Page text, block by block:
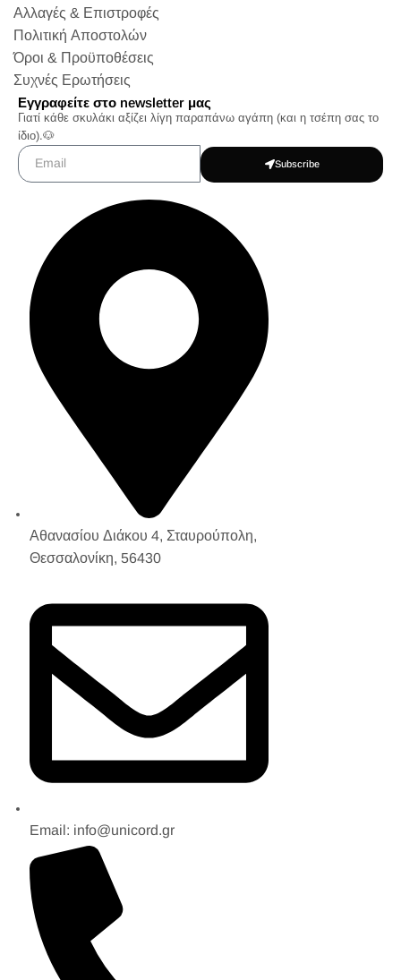
Αλλαγές & Επιστροφές
Πολιτική Αποστολών
Όροι & Προϋποθέσεις
Συχνές Ερωτήσεις
Εγγραφείτε στο newsletter μας
Γιατί κάθε σκυλάκι αξίζει λίγη παραπάνω αγάπη (και η τσέπη σας το
ίδιο).🐶
Subscribe
Αθανασίου Διάκου 4, Σταυρούπολη,
Θεσσαλονίκη, 56430
Email: info@unicord.gr